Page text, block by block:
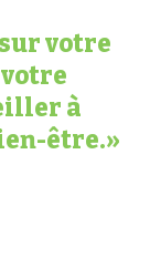
votre
à
être.